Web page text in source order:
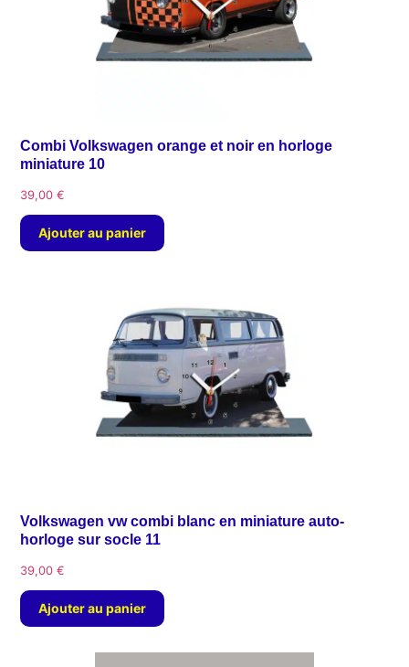
Combi Volkswagen orange et noir en horloge
miniature 10
39,00 €
Ajouter au panier
Volkswagen vw combi blanc en miniature auto-
horloge sur socle 11
39,00 €
Ajouter au panier